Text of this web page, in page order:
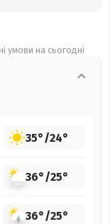
умови на сьогодні
35°/24°
36°/25°
36°/25°